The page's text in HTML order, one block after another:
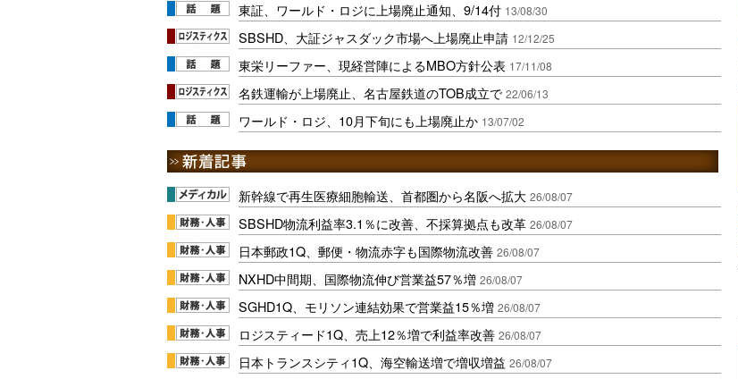
東証、ワールド・ロジに上場廃止通知、9/14付 13/08/30
SBSHD、大証ジャスダック市場へ上場廃止申請 12/12/25
東栄リーファー、現経営陣によるMBO方針公表 17/11/08
名鉄運輸が上場廃止、名古屋鉄道のTOB成立で 22/06/13
ワールド・ロジ、10月下旬にも上場廃止か 13/07/02
新幹線で再生医療細胞輸送、首都圏から名阪へ拡大 26/08/07
SBSHD物流利益率3.1％に改善、不採算拠点も改革 26/08/07
日本郵政1Q、郵便・物流赤字も国際物流改善 26/08/07
NXHD中間期、国際物流伸び営業益57％増 26/08/07
SGHD1Q、モリソン連結効果で営業益15％増 26/08/07
ロジスティード1Q、売上12％増で利益率改善 26/08/07
日本トランスシティ1Q、海空輸送増で増収増益 26/08/07